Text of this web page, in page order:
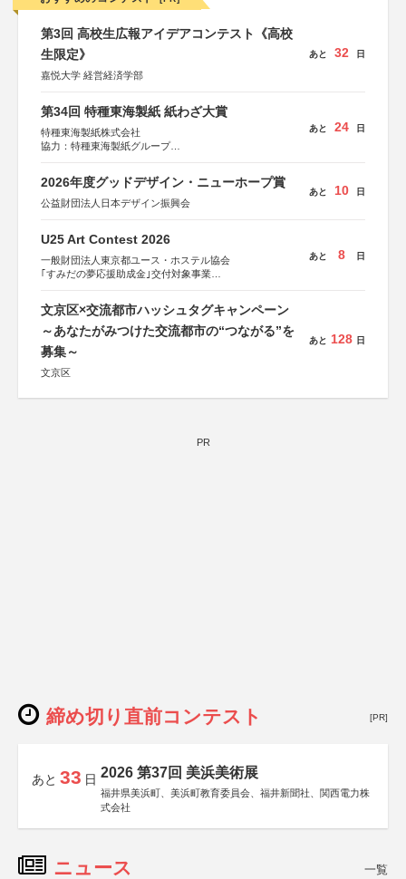
第3回 高校生広報アイデアコンテスト《高校
生限定》
嘉悦大学 経営経済学部
あと 32 日
第34回 特種東海製紙 紙わざ大賞
特種東海製紙株式会社
協力：特種東海製紙グループ
あと 24 日
2026年度グッドデザイン・ニューホープ賞
公益財団法人日本デザイン振興会
あと 10 日
U25 Art Contest 2026
一般財団法人東京都ユース・ホステル協会
｢すみだの夢応援助成金｣交付対象事業
あと 8 日
文京区×交流都市ハッシュタグキャンペーン
～あなたがみつけた交流都市の“つながる”を
募集～
文京区
あと 128 日
PR
締め切り直前コンテスト [PR]
あと 33 日 2026 第37回 美浜美術展
福井県美浜町、美浜町教育委員会、福井新聞社、関西電力株
式会社
ニュース 一覧